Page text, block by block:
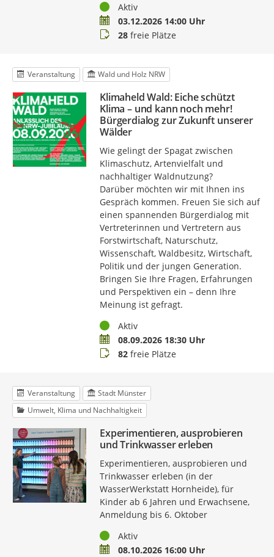
StatusAktiv
Termin03.12.2026 14:00 Uhr
Buchungsstatus
28freie Plätze
Veranstaltung Wald und Holz NRW
Klimaheld Wald: Eiche schützt
Klima – und kann noch mehr!
Bürgerdialog zur Zukunft unserer
Wälder
Wie gelingt der Spagat zwischen
Klimaschutz, Artenvielfalt und
nachhaltiger Waldnutzung?
Darüber möchten wir mit Ihnen ins
Gespräch kommen. Freuen Sie sich auf
einen spannenden Bürgerdialog mit
Vertreterinnen und Vertretern aus
Forstwirtschaft, Naturschutz,
Wissenschaft, Waldbesitz, Wirtschaft,
Politik und der jungen Generation.
Bringen Sie Ihre Fragen, Erfahrungen
und Perspektiven ein – denn Ihre
Meinung ist gefragt.
StatusAktiv
Termin08.09.2026 18:30 Uhr
Buchungsstatus
82freie Plätze
Veranstaltung
Stadt Münster
Umwelt, Klima und Nachhaltigkeit
Experimentieren, ausprobieren
und Trinkwasser erleben
Experimentieren, ausprobieren und
Trinkwasser erleben (in der
WasserWerkstatt Hornheide), für
Kinder ab 6 Jahren und Erwachsene,
Anmeldung bis 6. Oktober
StatusAktiv
Termin08.10.2026 16:00 Uhr